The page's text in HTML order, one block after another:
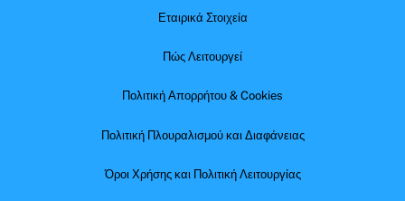
Εταιρικά Στοιχεία
Πώς Λειτουργεί
Πολιτική Απορρήτου & Cookies
Πολιτική Πλουραλισμού και Διαφάνειας
Όροι Χρήσης και Πολιτική Λειτουργίας